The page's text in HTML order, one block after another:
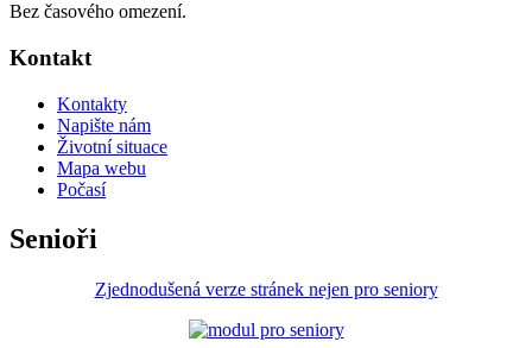
Bez časového omezení.
Kontakt
Kontakty
Napište nám
Životní situace
Mapa webu
Počasí
Senioři
Zjednodušená verze stránek nejen pro seniory